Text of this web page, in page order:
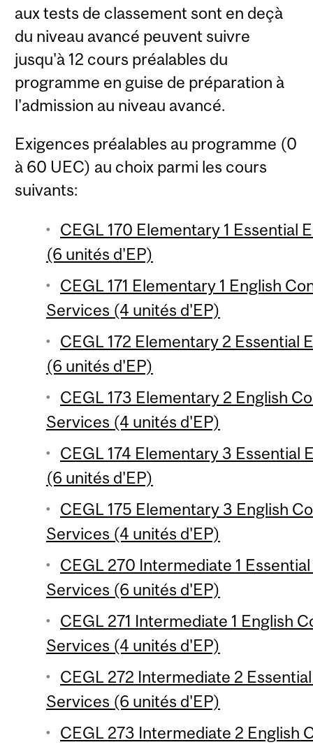
aux tests de classement sont en deçà
du niveau avancé peuvent suivre
jusqu'à 12 cours préalables du
programme en guise de préparation à
l'admission au niveau avancé.
Exigences préalables au programme (0
à 60 UEC) au choix parmi les cours
suivants:
CEGL 170 Elementary 1 Essential
(6 unités d'EP)
CEGL 171 Elementary 1 English
Services (4 unités d'EP)
CEGL 172 Elementary 2 Essential
(6 unités d'EP)
CEGL 173 Elementary 2 English
Services (4 unités d'EP)
CEGL 174 Elementary 3 Essential
(6 unités d'EP)
CEGL 175 Elementary 3 English
Services (4 unités d'EP)
CEGL 270 Intermediate 1
Services (6 unités d'EP)
CEGL 271 Intermediate 1 English
Services (4 unités d'EP)
CEGL 272 Intermediate 2
Services (6 unités d'EP)
CEGL 273 Intermediate 2 English